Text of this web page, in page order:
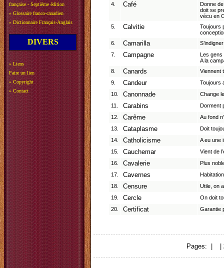
française - Septième édition
» Glossaire franco-canadien
» Dictionnaire Français-Anglais
DIVERS
» Liens
Faire un lien
» Copyright
» Contact
4.
Café
Donne
doit se
vécu en
5.
Calvitie
Toujours
6.
Camarilla
7.
Campagne
Les gens
A la
8.
Canards
Viennent
9.
Candeur
Toujours
10.
Canonnade
Change
11.
Carabins
Dorment
12.
Carême
Au fond
13.
Cataplasme
Doit
14.
Catholicisme
A eu une
15.
Cauchemar
Vient de
16.
Cavalerie
Plus
17.
Cavernes
18.
Censure
Utile, on
19.
Cercle
On doit
20.
Certificat Garantie
Pages: |